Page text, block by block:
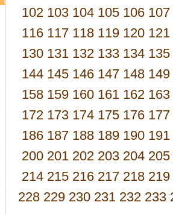
102 103 104 105 106 107
116 117 118 119 120 121
130 131 132 133 134 135
144 145 146 147 148 149
158 159 160 161 162 163
172 173 174 175 176 177
186 187 188 189 190 191
200 201 202 203 204 205
214 215 216 217 218 219
228 229 230 231 232 233